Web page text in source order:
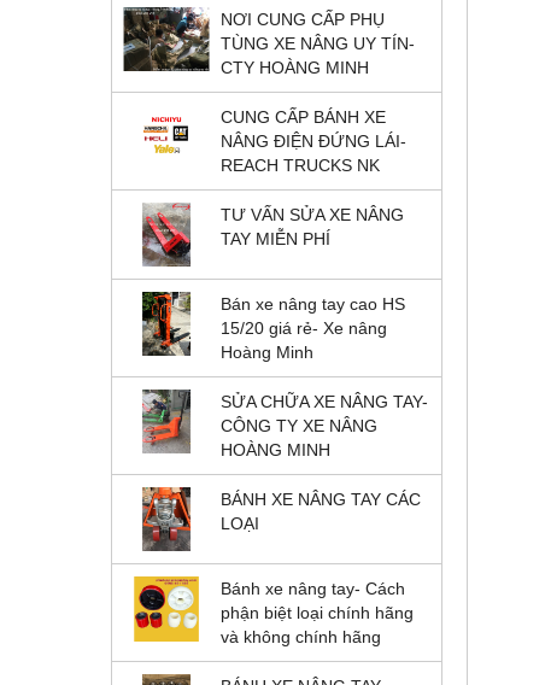
NƠI CUNG CẤP PHỤ
TÙNG XE NÂNG UY TÍN-
CTY HOÀNG MINH
CUNG CẤP BÁNH XE
NÂNG ĐIỆN ĐỨNG LÁI-
REACH TRUCKS NK
TƯ VẤN SỬA XE NÂNG
TAY MIỄN PHÍ
Bán xe nâng tay cao HS
15/20 giá rẻ- Xe nâng
Hoàng Minh
SỬA CHỮA XE NÂNG TAY-
CÔNG TY XE NÂNG
HOÀNG MINH
BÁNH XE NÂNG TAY CÁC
LOẠI
Bánh xe nâng tay- Cách
phận biệt loại chính hãng
và không chính hãng